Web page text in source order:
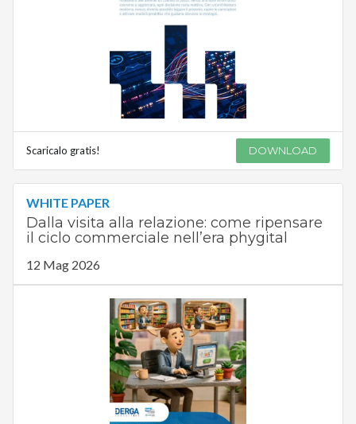
Scaricalo gratis! DOWNLOAD
WHITE PAPER
Dalla visita alla relazione: come ripensare
il ciclo commerciale nell’era phygital
12 Mag 2026